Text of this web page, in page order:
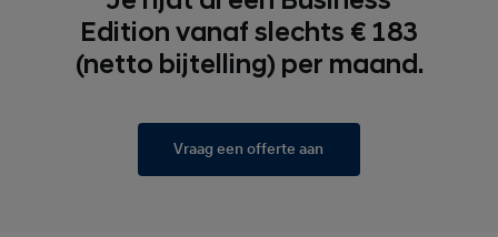
Edition vanaf slechts € 183
(netto bijtelling) per maand.
Vraag een offerte aan